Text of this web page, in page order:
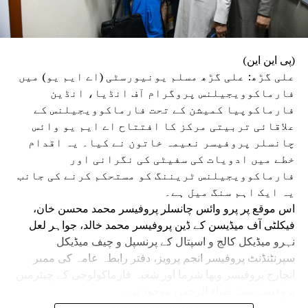
درآمد کرانے اور امتحانی نظام کو مزید شفاف بنانے کا مطالبہ
کیا۔آخر میں انہوں نے دعا کی کہ اللہ تعالیٰ حکمرانوں کو
نظام کو بدعنوانی سے پاک کرے اور نوجوان نسل کو محنت،
دیانت اور کردار کے راستے پر چلنے کی توفیق عطا فرمائے۔ آمین
یا رب العالمین۔
(پی این این)
علی گڑھ: علی گڑھ مسلم یونیورسٹی (اے ایم یو) میں
فارماکوویجیلنس پروگرام آف انڈیا، انڈین
فارماکوپیا کمیشن کے تحت فارماکوویجیلنس کے
علاقائی تربیتی مرکز کا افتتاح اے ایم یو وائس
چانسلر پروفیسر نعیمہ خاتون نے کیا۔ یہ اقدام
خطے میں ادویات کی سفیٹی کی نگرانی اور
فارماکوویجیلنس ٹریننگ کو مستحکم کرنے کی جانب
یہ ایک اہم سنگ میل ہے۔
اس موقع پر پرو وائس چانسلر پروفیسر محمد محسن خان،
فیکلٹی آف میڈیسن کے ڈین پروفیسر محمد خالد، جواہر لعل
نہرو میڈیکل کالج و اسپتال کے پرنسپل و چیف میڈیکل
سپرنٹنڈنٹ پروفیسر انجم پرویز، دفتر رابطہ عامہ کی ممبر